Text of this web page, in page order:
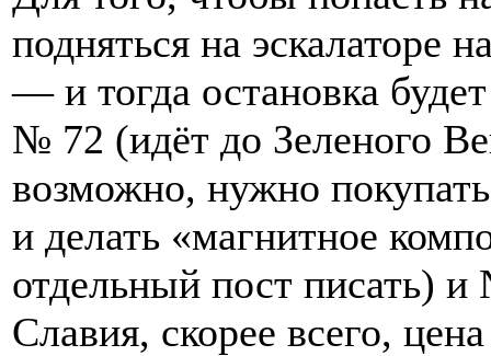
подняться на эскалаторе
— и тогда остановка
№ 72 (идёт до Зеленого
возможно, нужно
и делать «магнитное
отдельный пост писать)
Славия, скорее всего,